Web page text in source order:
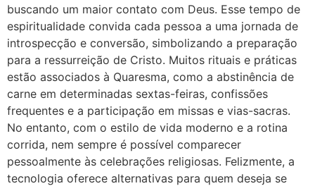
buscando um maior contato com Deus. Esse tempo de
espiritualidade convida cada pessoa a uma jornada de
introspecção e conversão, simbolizando a preparação
para a ressurreição de Cristo. Muitos rituais e práticas
estão associados à Quaresma, como a abstinência de
carne em determinadas sextas-feiras, confissões
frequentes e a participação em missas e vias-sacras.
No entanto, com o estilo de vida moderno e a rotina
corrida, nem sempre é possível comparecer
pessoalmente às celebrações religiosas. Felizmente, a
tecnologia oferece alternativas para quem deseja se